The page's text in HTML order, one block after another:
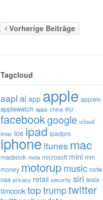
Vorherige Beiträge
Tagcloud
aapl ai app apple appletv
applewatch apps china eu
facebookgoogle icloud
imac ios ipad ipadpro
iphone itunes mac
macbook meta microsoft mini mm
money motorupmusic notw
nsa privacy retail security siri tesla
timcooktop trumptwitter